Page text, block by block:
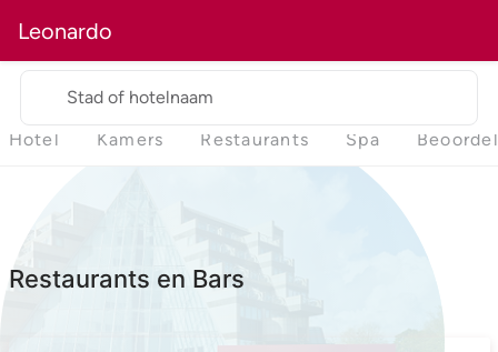
Leonardo
Stad of hotelnaam
Hotel Kamers Restaurants Spa
Restaurants en Bars